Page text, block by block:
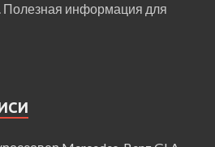
Полезная информация для